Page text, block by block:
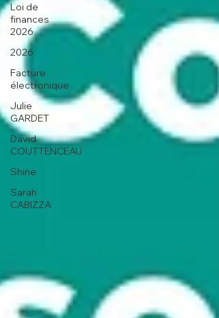
Loi de
finances
2026
2026
Facture
électronique
Julie
GARDET
David
COUTTENCEAU
Shine
Sarah
CABIZZA